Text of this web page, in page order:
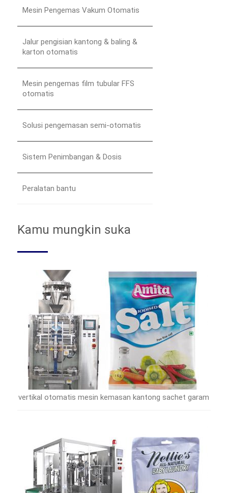
Mesin Pengemas Vakum Otomatis
Jalur pengisian kantong & baling &
karton otomatis
Mesin pengemas film tubular FFS
otomatis
Solusi pengemasan semi-otomatis
Sistem Penimbangan & Dosis
Peralatan bantu
Kamu mungkin suka
vertikal otomatis mesin kemasan kantong sachet garam